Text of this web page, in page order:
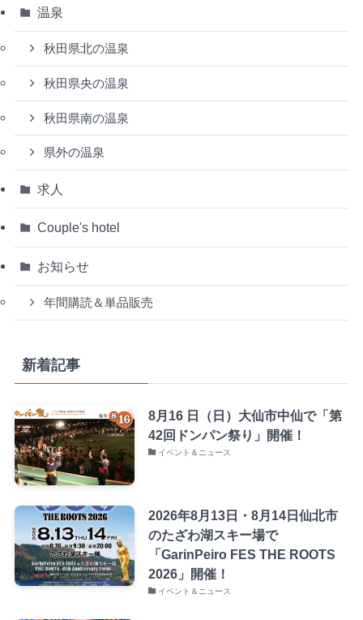
温泉
秋田県北の温泉
秋田県央の温泉
秋田県南の温泉
県外の温泉
求人
Couple's hotel
お知らせ
年間購読＆単品販売
新着記事
8月16 日（日）大仙市中仙で「第
42回ドンパン祭り」開催！
イベント＆ニュース
2026年8月13日・8月14日仙北市
のたざわ湖スキー場で
「GarinPeiro FES THE ROOTS
2026」開催！
イベント＆ニュース